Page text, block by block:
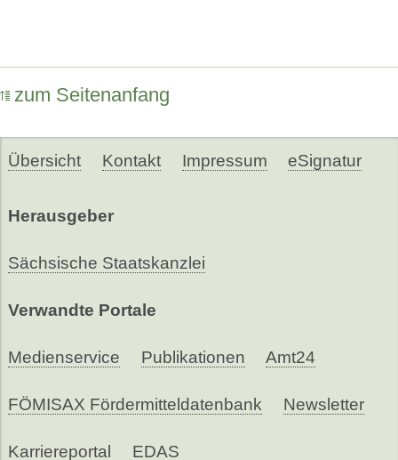
zum Seitenanfang
Übersicht Kontakt Impressum eSignatur
Herausgeber
Sächsische Staatskanzlei
Verwandte Portale
Medienservice Publikationen Amt24
FÖMISAX Fördermitteldatenbank Newsletter
Karriereportal EDAS